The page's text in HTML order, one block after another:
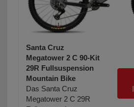
Santa Cruz
Megatower 2 C 90-Kit
29R Fullsuspension
Mountain Bike
Das Santa Cruz
Megatower 2 C 29R